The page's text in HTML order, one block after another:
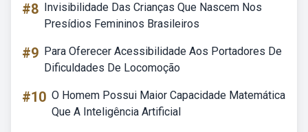
#8 Invisibilidade Das Crianças Que Nascem Nos
Presídios Femininos Brasileiros
#9 Para Oferecer Acessibilidade Aos Portadores De
Dificuldades De Locomoção
#10 O Homem Possui Maior Capacidade Matemática
Que A Inteligência Artificial